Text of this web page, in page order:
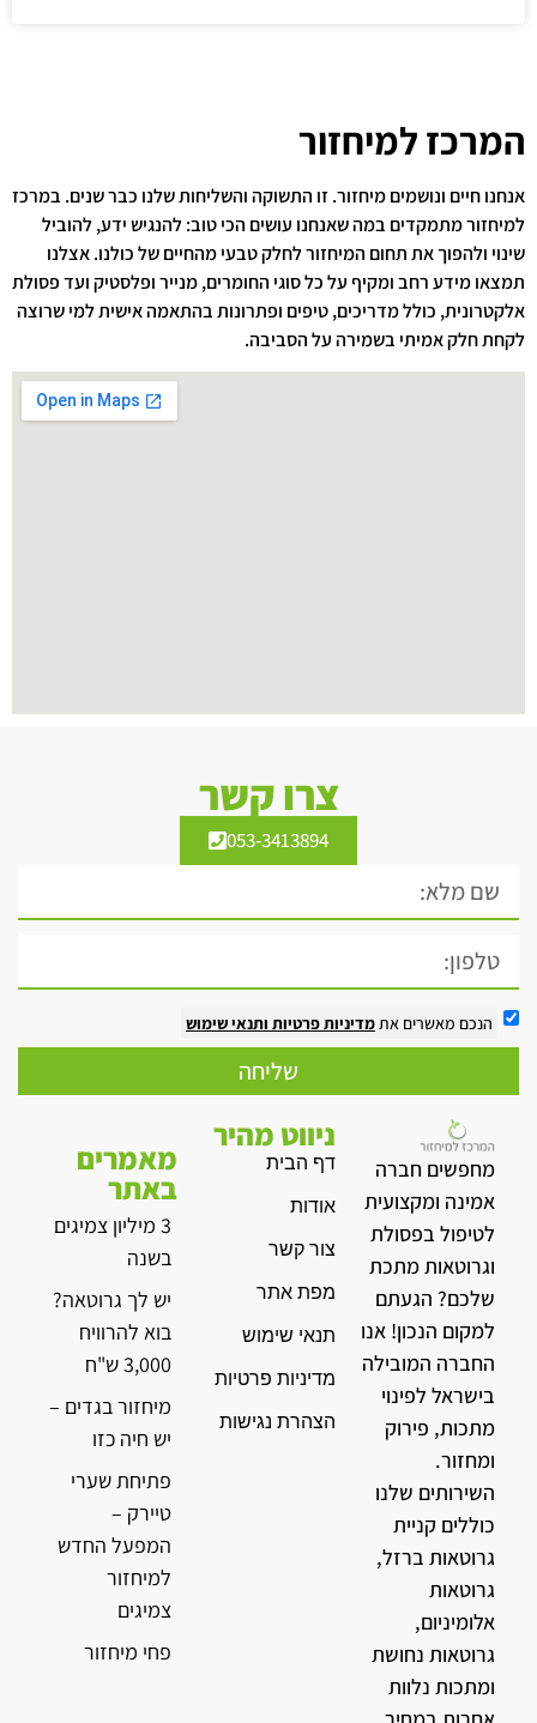
המרכז למיחזור
אנחנו חיים ונושמים מיחזור. זו התשוקה והשליחות שלנו כבר שנים. במרכז
למיחזור מתמקדים במה שאנחנו עושים הכי טוב: להנגיש ידע, להוביל
שינוי ולהפוך את תחום המיחזור לחלק טבעי מהחיים של כולנו. אצלנו
תמצאו מידע רחב ומקיף על כל סוגי החומרים, מנייר ופלסטיק ועד פסולת
אלקטרונית, כולל מדריכים, טיפים ופתרונות בהתאמה אישית למי שרוצה
לקחת חלק אמיתי בשמירה על הסביבה.
צרו קשר
053-3413894
הנכם מאשרים אתמדיניות פרטיות ותנאי שימוש
שליחה
מחפשים חברה
אמינה ומקצועית
לטיפול בפסולת
וגרוטאות מתכת
שלכם? הגעתם
למקום הנכון! אנו
החברה המובילה
בישראל לפינוי
מתכות, פירוק
ומחזור.
השירותים שלנו
כוללים קניית
גרוטאות ברזל,
גרוטאות
אלומיניום,
גרוטאות נחושת
ומתכות נלוות
ניווט מהיר
דף הבית
אודות
צור קשר
מפת אתר
תנאי שימוש
מדיניות פרטיות
הצהרת נגישות
מאמרים
באתר
3 מיליון צמיגים
בשנה
יש לך גרוטאה?
בוא להרוויח
3,000 ש"ח
מיחזור בגדים –
יש חיה כזו
פתיחת שערי
טיירק –
המפעל החדש
למיחזור
צמיגים
פחי מיחזור